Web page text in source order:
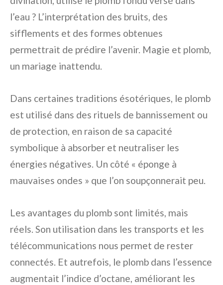
l’eau ? L’interprétation des bruits, des
sifflements et des formes obtenues
permettrait de prédire l’avenir. Magie et plomb,
un mariage inattendu.
Dans certaines traditions ésotériques, le plomb
est utilisé dans des rituels de bannissement ou
de protection, en raison de sa capacité
symbolique à absorber et neutraliser les
énergies négatives. Un côté « éponge à
mauvaises ondes » que l’on soupçonnerait peu.
Les avantages du plomb sont limités, mais
réels. Son utilisation dans les transports et les
télécommunications nous permet de rester
connectés. Et autrefois, le plomb dans l’essence
augmentait l’indice d’octane, améliorant les